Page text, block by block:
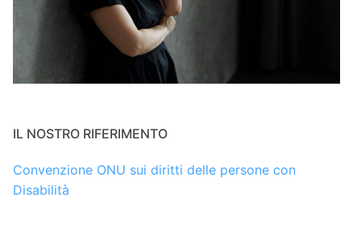
IL NOSTRO RIFERIMENTO
Convenzione ONU sui diritti delle persone con
Disabilità